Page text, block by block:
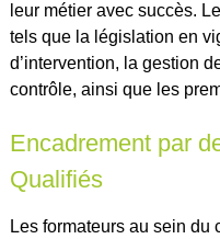
leur métier avec succès.
tels que la législation en
d’intervention, la gestion
contrôle, ainsi que les
Encadrement par
Qualifiés
Les formateurs au sein du